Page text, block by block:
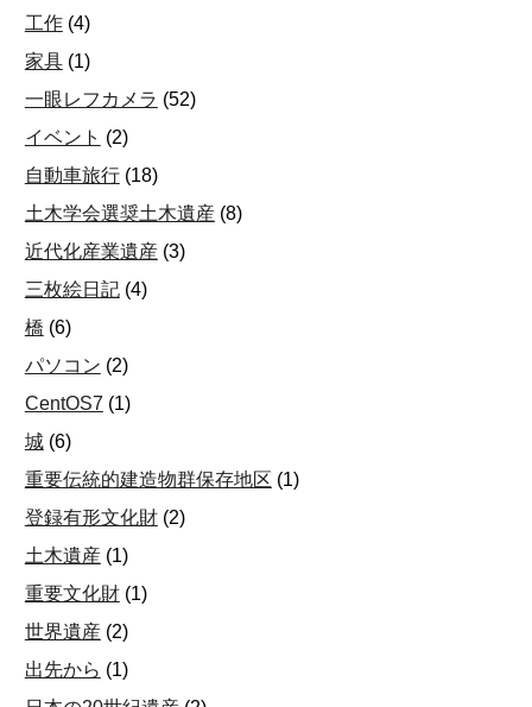
工作 (4)
家具 (1)
一眼レフカメラ (52)
イベント (2)
自動車旅行 (18)
土木学会選奨土木遺産 (8)
近代化産業遺産 (3)
三枚絵日記 (4)
橋 (6)
パソコン (2)
CentOS7 (1)
城 (6)
重要伝統的建造物群保存地区 (1)
登録有形文化財 (2)
土木遺産 (1)
重要文化財 (1)
世界遺産 (2)
出先から (1)